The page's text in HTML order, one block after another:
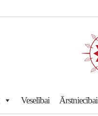
Veselībai Ārstniecībai